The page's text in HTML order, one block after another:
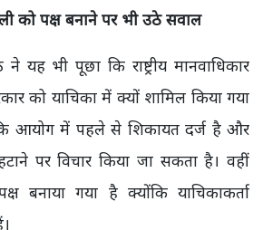
को पक्ष बनाने पर भी उठे सवाल
यह भी पूछा कि राष्ट्रीय मानवाधिकार
को याचिका में क्यों शामिल किया गया
आयोग में पहले से शिकायत दर्ज है और
पर विचार किया जा सकता है। वहीं
बनाया गया है क्योंकि याचिकाकर्ता